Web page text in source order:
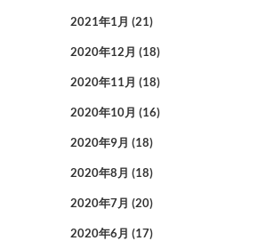
2021年1月 (21)
2020年12月 (18)
2020年11月 (18)
2020年10月 (16)
2020年9月 (18)
2020年8月 (18)
2020年7月 (20)
2020年6月 (17)